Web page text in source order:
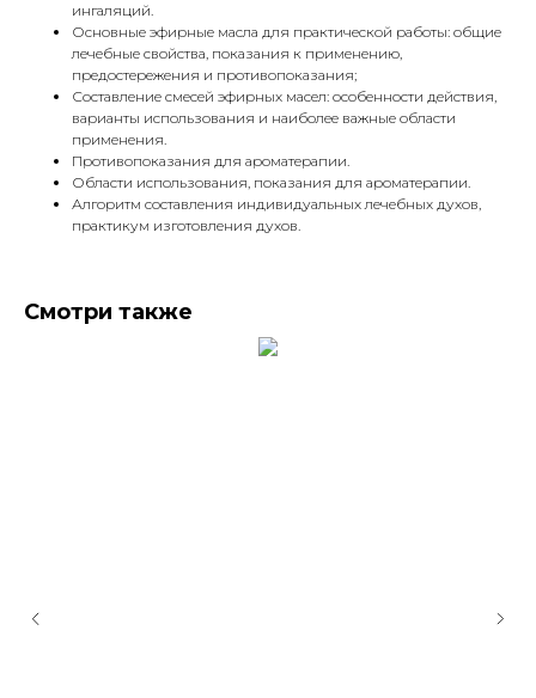
ингаляций.
Основные эфирные масла для практической работы: общие
лечебные свойства, показания к применению,
предостережения и противопоказания;
Составление смесей эфирных масел: особенности действия,
варианты использования и наиболее важные области
применения.
Противопоказания для ароматерапии.
Области использования, показания для ароматерапии.
Алгоритм составления индивидуальных лечебных духов,
практикум изготовления духов.
Смотри также